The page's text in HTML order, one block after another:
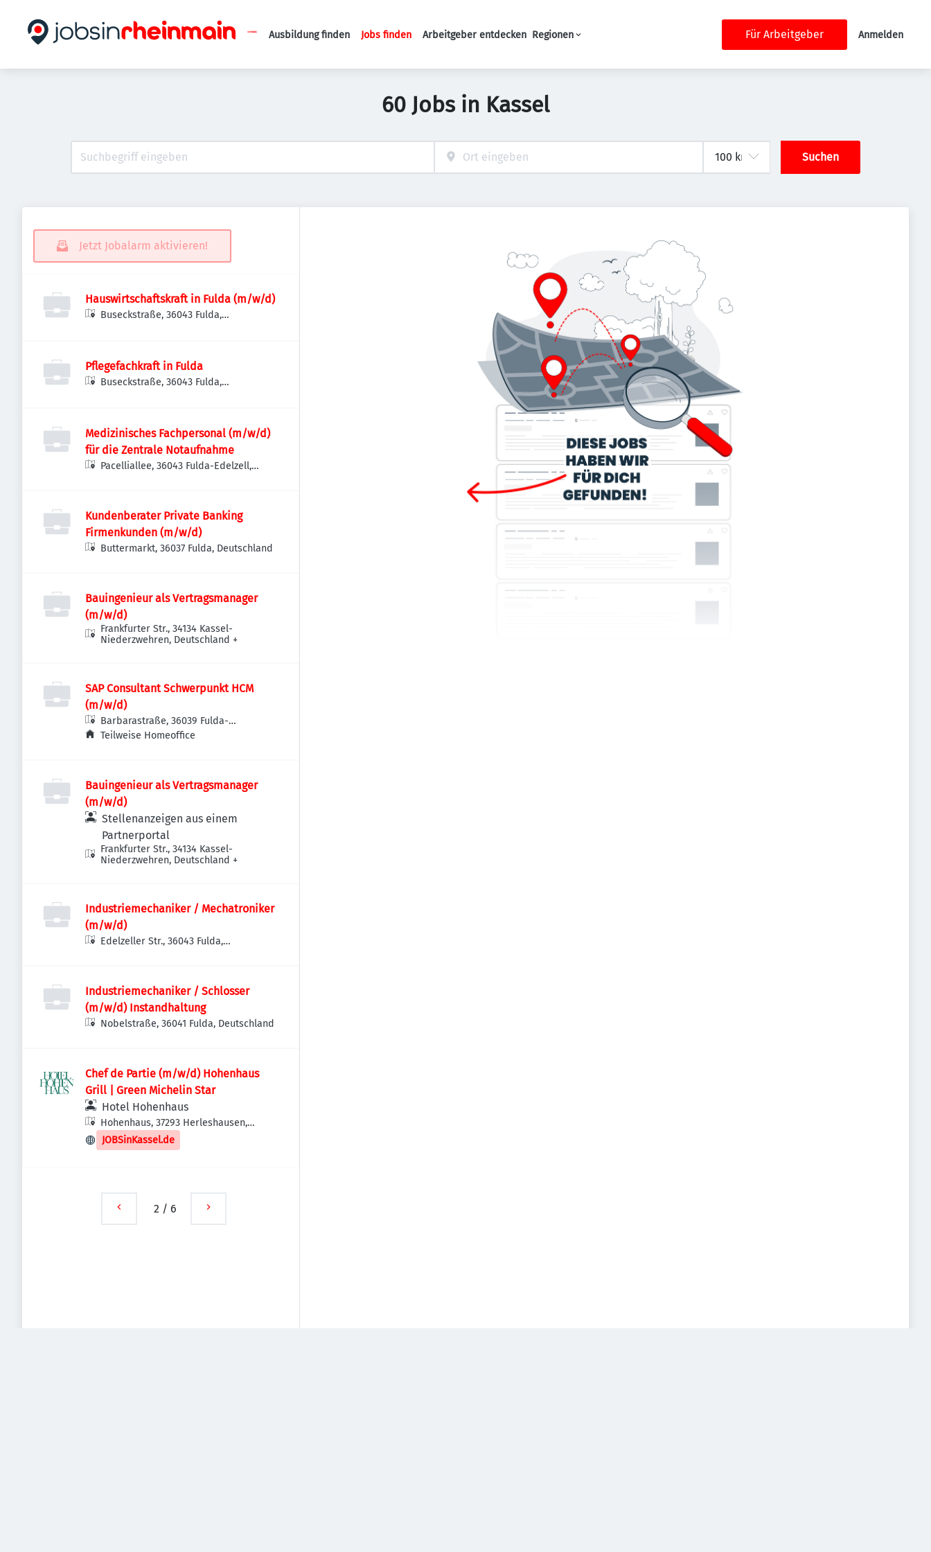
Haupt-Navigation
Ausbildung finden Jobs finden Arbeitgeber entdecken Regionen Für Arbeitgeber Anmelden
60 Jobs in Kassel
Suchen
Jetzt Jobalarm aktivieren!
Hauswirtschaftskraft in Fulda (m/w/d)
Buseckstraße, 36043 Fulda,
Pflegefachkraft in Fulda
Buseckstraße, 36043 Fulda,
Medizinisches Fachpersonal (m/w/d)
für die Zentrale Notaufnahme
Pacelliallee, 36043 Fulda-Edelzell,
Kundenberater Private Banking
Firmenkunden (m/w/d)
Buttermarkt, 36037 Fulda, Deutschland
Bauingenieur als Vertragsmanager
(m/w/d)
Frankfurter Str., 34134 Kassel-
Niederzwehren, Deutschland +
SAP Consultant Schwerpunkt HCM
(m/w/d)
Barbarastraße, 36039 Fulda-
Dietershan, Deutschland
Teilweise Homeoffice
Bauingenieur als Vertragsmanager
(m/w/d)
Stellenanzeigen aus einem
Partnerportal
Frankfurter Str., 34134 Kassel-
Niederzwehren, Deutschland +
Industriemechaniker / Mechatroniker
(m/w/d)
Edelzeller Str., 36043 Fulda,
Industriemechaniker / Schlosser
(m/w/d) Instandhaltung
Nobelstraße, 36041 Fulda, Deutschland
Chef de Partie (m/w/d) Hohenhaus
Grill | Green Michelin Star
Hotel Hohenhaus
Hohenhaus, 37293 Herleshausen,
Deutschland
JOBSinKassel.de
2 / 6